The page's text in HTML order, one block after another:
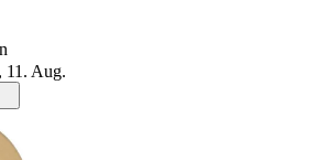
11. Aug.